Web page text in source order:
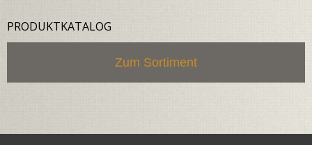
PRODUKTKATALOG
Zum Sortiment